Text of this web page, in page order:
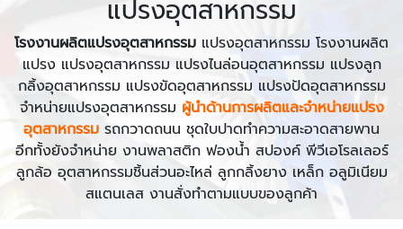
แปรงอุตสาหกรรม
โรงงานผลิตแปรงอุตสาหกรรม แปรงอุตสาหกรรม โรงงานผลิต
แปรง แปรงอุตสาหกรรม แปรงไนล่อนอุตสาหกรรม แปรงลูก
กลิ้งอุตสาหกรรม แปรงขัดอุตสาหกรรม แปรงปัดอุตสาหกรรม
จำหน่ายแปรงอุตสาหกรรม ผู้นำด้านการผลิตและจำหน่ายแปรง
อุตสาหกรรม รถกวาดถนน ชุดใบปาดทำความสะอาดสายพาน
อีกทั้งยังจำหน่าย งานพลาสติก ฟองน้ำ สปองค์ พีวีเอโรลเลอร์
ลูกล้อ อุตสาหกรรมชิ้นส่วนอะไหล่ ลูกกลิ้งยาง เหล็ก อลูมิเนียม
สแตนเลส งานสั่งทำตามแบบของลูกค้า